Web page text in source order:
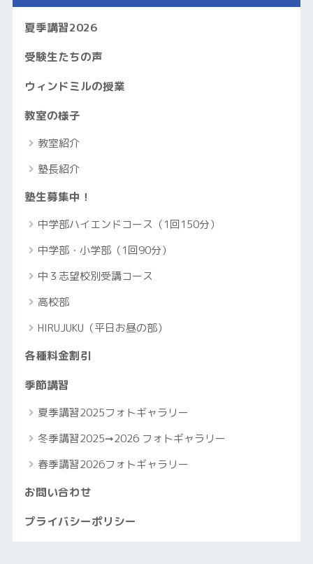
夏季講習2026
受験生たちの声
ウィンドミルの授業
教室の様子
教室紹介
塾長紹介
塾生募集中！
中学部ハイエンドコース（1回150分）
中学部・小学部（1回90分）
中３志望校別受講コース
高校部
HIRUJUKU（平日お昼の部）
各種料金割引
季節講習
夏季講習2025フォトギャラリー
冬季講習2025➞2026 フォトギャラリー
春季講習2026フォトギャラリー
お問い合わせ
プライバシーポリシー